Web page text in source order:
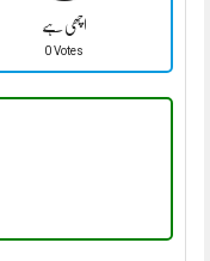
اچھی ہے
0 Votes